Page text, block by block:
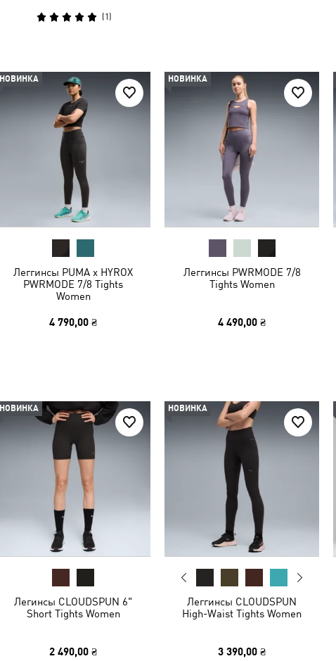
(1 )
НОВИНКА
Леггинсы PUMA x HYROX
PWRMODE 7/8 Tights
Women
4 790,00 ₴
НОВИНКА
Леггинсы PWRMODE 7/8
Tights Women
4 490,00 ₴
НОВИНКА
Легинсы CLOUDSPUN 6"
Short Tights Women
2 490,00 ₴
НОВИНКА
Леггинсы CLOUDSPUN
High-Waist Tights Women
3 390,00 ₴